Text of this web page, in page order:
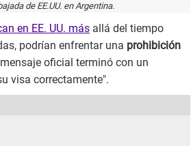
de EE.UU. en Argentina.
en EE. UU. más allá del tiempo
podrían enfrentar una prohibición
oficial terminó con un
visa correctamente".